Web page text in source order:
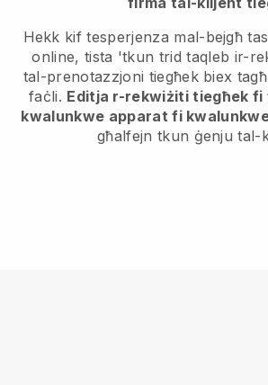
Hekk kif tesperjenza mal-bejgħ
online, tista 'tkun trid taqleb ir-
tal-prenotazzjoni tiegħek biex
faċli. Editja r-rekwiżiti tiegħek fi
kwalunkwe apparat fi
għalfejn tkun ġenju tal-